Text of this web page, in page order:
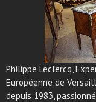
Philippe Leclercq,
Européenne de
depuis 1983,